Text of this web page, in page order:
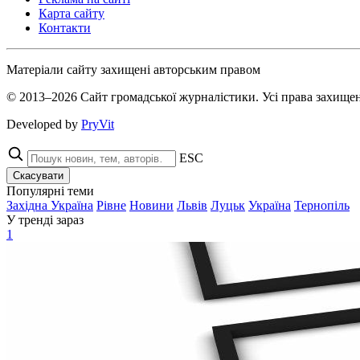
Карта сайту
Контакти
Матеріали сайту захищені авторським правом
© 2013–2026 Сайт громадської журналістики. Усі права
Developed by PryVit
ESC
Скасувати
Популярні теми
Західна Україна Рівне Новини Львів Луцьк Україна Тернопіль
У тренді зараз
1